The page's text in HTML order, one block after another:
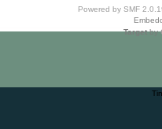
Powered by SMF
Targetby